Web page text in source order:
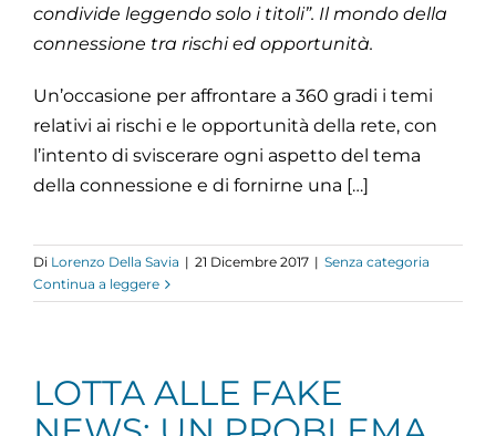
condivide leggendo solo i titoli”. Il mondo della
connessione tra rischi ed opportunità.
Un’occasione per affrontare a 360 gradi i temi
relativi ai rischi e le opportunità della rete, con
l’intento di sviscerare ogni aspetto del tema
della connessione e di fornirne una […]
Di Lorenzo Della Savia | 21 Dicembre 2017 | Senza categoria
Continua a leggere
LOTTA ALLE FAKE